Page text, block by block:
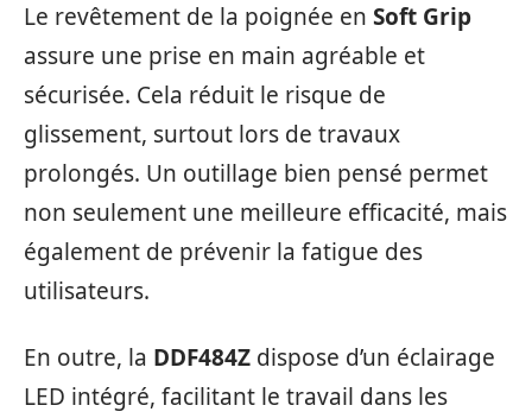
Le revêtement de la poignée en Soft Grip
assure une prise en main agréable et
sécurisée. Cela réduit le risque de
glissement, surtout lors de travaux
prolongés. Un outillage bien pensé permet
non seulement une meilleure efficacité, mais
également de prévenir la fatigue des
utilisateurs.
En outre, la DDF484Z dispose d’un éclairage
LED intégré, facilitant le travail dans les